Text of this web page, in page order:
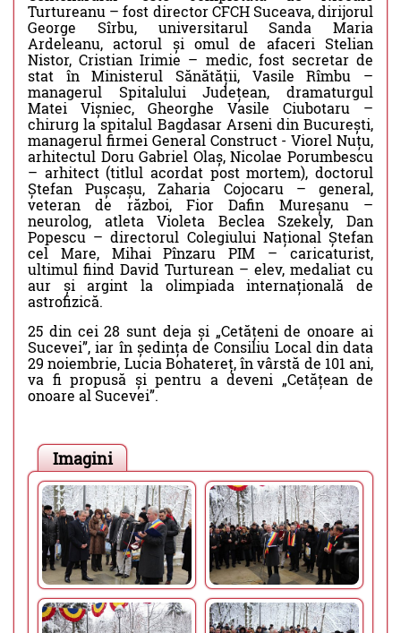
Turtureanu – fost director CFCH Suceava, dirijorul
George Sîrbu, universitarul Sanda Maria
Ardeleanu, actorul și omul de afaceri Stelian
Nistor, Cristian Irimie – medic, fost secretar de
stat în Ministerul Sănătății, Vasile Rîmbu –
managerul Spitalului Județean, dramaturgul
Matei Vișniec, Gheorghe Vasile Ciubotaru –
chirurg la spitalul Bagdasar Arseni din București,
managerul firmei General Construct - Viorel Nuțu,
arhitectul Doru Gabriel Olaș, Nicolae Porumbescu
– arhitect (titlul acordat post mortem), doctorul
Ștefan Pușcașu, Zaharia Cojocaru – general,
veteran de război, Fior Dafin Mureșanu –
neurolog, atleta Violeta Beclea Szekely, Dan
Popescu – directorul Colegiului Național Ștefan
cel Mare, Mihai Pînzaru PIM – caricaturist,
ultimul fiind David Turturean – elev, medaliat cu
aur și argint la olimpiada internațională de
astrofizică.
25 din cei 28 sunt deja și „Cetățeni de onoare ai
Sucevei”, iar în ședința de Consiliu Local din data
29 noiembrie, Lucia Bohatereț, în vârstă de 101 ani,
va fi propusă și pentru a deveni „Cetățean de
onoare al Sucevei”.
Imagini